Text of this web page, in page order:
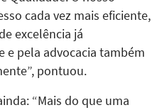
cada vez mais eficiente,
excelência já
e pela advocacia também
pontuou.
“Mais do que uma